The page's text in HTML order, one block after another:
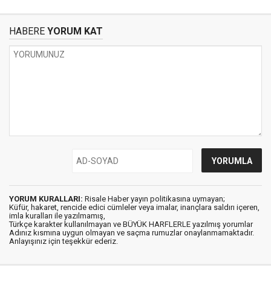
HABERE YORUM KAT
YORUM KURALLARI: Risale Haber yayın politikasına uymayan;
Küfür, hakaret, rencide edici cümleler veya imalar, inançlara saldırı içeren,
imla kuralları ile yazılmamış,
Türkçe karakter kullanılmayan ve BÜYÜK HARFLERLE yazılmış yorumlar
Adınız kısmına uygun olmayan ve saçma rumuzlar onaylanmamaktadır.
Anlayışınız için teşekkür ederiz.